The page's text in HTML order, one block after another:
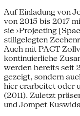
Auf Einladung von
von 2015 bis 2017
sie ›Projecting
stillgelegten
Auch mit PACT
kontinuierliche
werden bereits seit
gezeigt, sondern
hier erarbeitet oder
(2011). Zuletzt
und Jompet